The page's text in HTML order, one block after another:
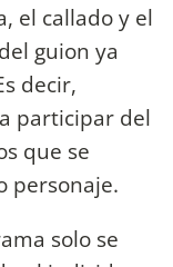
el callado y el
guion ya
decir,
participar del
que se
personaje.
solo se